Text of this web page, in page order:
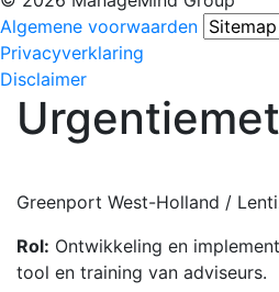
Algemene voorwaarden
Privacyverklaring
Disclaimer
Greenport West-Holland /
Rol: Ontwikkeling en
tool en training van adviseurs.